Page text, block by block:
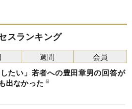
スランキング
たい」若者への豊田章男の回答が
出なかった
週間 会員